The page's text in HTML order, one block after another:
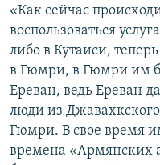
«Как сейчас
воспользоваться
либо в Кутаиси,
в Гюмри, в Гюмри им
Ереван, ведь Ереван
люди из
Гюмри. В свое время
времена «Армянских